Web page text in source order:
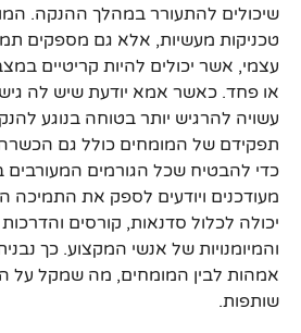
שיכולים להתעורר במהלך ההנקה.
טכניקות מעשיות, אלא גם מספקים
עצמי, אשר יכולים להיות קריטיים
או פחד. כאשר אמא יודעת שיש לה
עשויה להרגיש יותר בטוחה בנוגע
תפקידם של המומחים כולל גם הכשרה
כדי להבטיח שכל הגורמים המעורבים
מעודכנים ויודעים לספק את התמיכה
יכולה לכלול סדנאות, קורסים
והמיומנויות של אנשי המקצוע. כך
אמהות לבין המומחים, מה שמקל על
שותפות.